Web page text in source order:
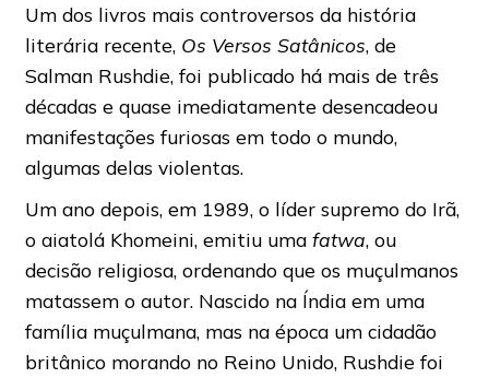
Um dos livros mais controversos da história
literária recente, Os Versos Satânicos, de
Salman Rushdie, foi publicado há mais de três
décadas e quase imediatamente desencadeou
manifestações furiosas em todo o mundo,
algumas delas violentas.
Um ano depois, em 1989, o líder supremo do Irã,
o aiatolá Khomeini, emitiu uma fatwa, ou
decisão religiosa, ordenando que os muçulmanos
matassem o autor. Nascido na Índia em uma
família muçulmana, mas na época um cidadão
britânico morando no Reino Unido, Rushdie foi